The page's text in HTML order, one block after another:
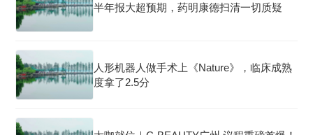
半年报大超预期，药明康德扫清一切质疑
人形机器人做手术上《Nature》，临床成熟
度拿了2.5分